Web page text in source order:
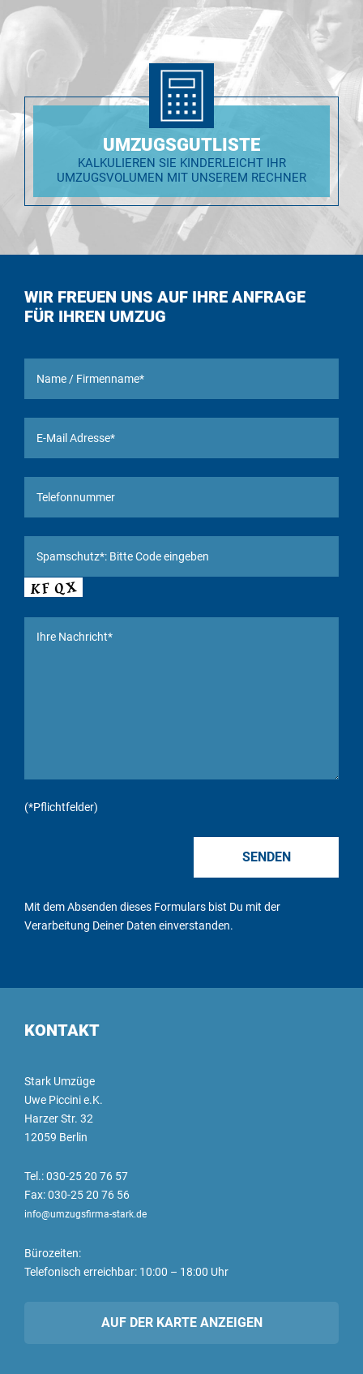
UMZUGSGUTLISTE
KALKULIEREN SIE KINDERLEICHT IHR
UMZUGSVOLUMEN MIT UNSEREM RECHNER
WIR FREUEN UNS AUF IHRE ANFRAGE
FÜR IHREN UMZUG
(*Pflichtfelder)
Mit dem Absenden dieses Formulars bist Du mit der
Verarbeitung Deiner Daten einverstanden.
KONTAKT
Stark Umzüge
Uwe Piccini e.K.
Harzer Str. 32
12059 Berlin
Tel.: 030-25 20 76 57
Fax: 030-25 20 76 56
info@umzugsfirma-stark.de
Bürozeiten:
Telefonisch erreichbar: 10:00 – 18:00 Uhr
AUF DER KARTE ANZEIGEN